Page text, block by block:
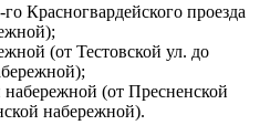
Красногвардейского проезда
(от Тестовской ул. до
(от Пресненской
набережной).